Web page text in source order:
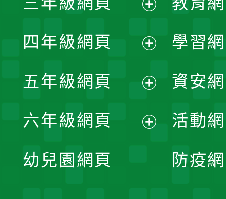
選
單
開
選
單
開
選
單
四年級網頁
開
選
五年級網頁
開
六年級網頁
幼兒園網頁
學習
資安
活動
防疫